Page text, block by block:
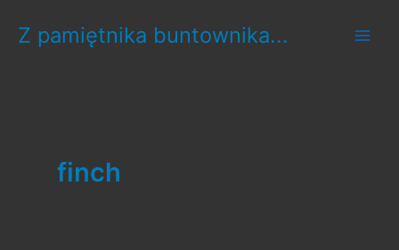
content
Z pamiętnika buntownika...
finch